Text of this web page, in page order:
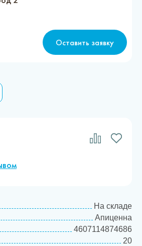
Оставить заявку
На складе
Апиценна
4607114874686
20